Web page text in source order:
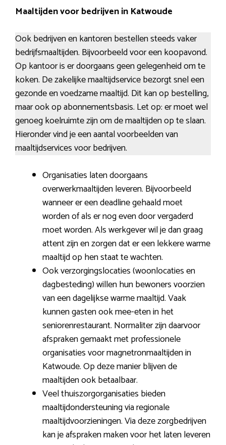
Maaltijden voor bedrijven in Katwoude
Ook bedrijven en kantoren bestellen steeds vaker
bedrijfsmaaltijden. Bijvoorbeeld voor een koopavond.
Op kantoor is er doorgaans geen gelegenheid om te
koken. De zakelijke maaltijdservice bezorgt snel een
gezonde en voedzame maaltijd. Dit kan op bestelling,
maar ook op abonnementsbasis. Let op: er moet wel
genoeg koelruimte zijn om de maaltijden op te slaan.
Hieronder vind je een aantal voorbeelden van
maaltijdservices voor bedrijven.
Organisaties laten doorgaans
overwerkmaaltijden leveren. Bijvoorbeeld
wanneer er een deadline gehaald moet
worden of als er nog even door vergaderd
moet worden. Als werkgever wil je dan graag
attent zijn en zorgen dat er een lekkere warme
maaltijd op hen staat te wachten.
Ook verzorgingslocaties (woonlocaties en
dagbesteding) willen hun bewoners voorzien
van een dagelijkse warme maaltijd. Vaak
kunnen gasten ook mee-eten in het
seniorenrestaurant. Normaliter zijn daarvoor
afspraken gemaakt met professionele
organisaties voor magnetronmaaltijden in
Katwoude. Op deze manier blijven de
maaltijden ook betaalbaar.
Veel thuiszorgorganisaties bieden
maaltijdondersteuning via regionale
maaltijdvoorzieningen. Via deze zorgbedrijven
kan je afspraken maken voor het laten leveren